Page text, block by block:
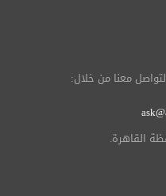
معنا من خلال:
القاهرة.